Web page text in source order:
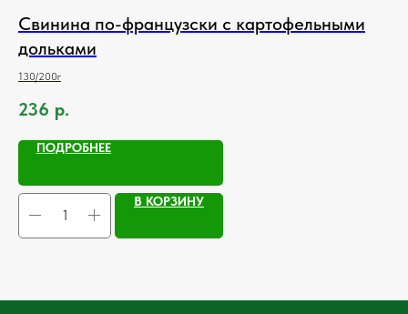
Свинина по-французски с картофельными
дольками
130/200г
236 р.
ПОДРОБНЕЕ
В КОРЗИНУ